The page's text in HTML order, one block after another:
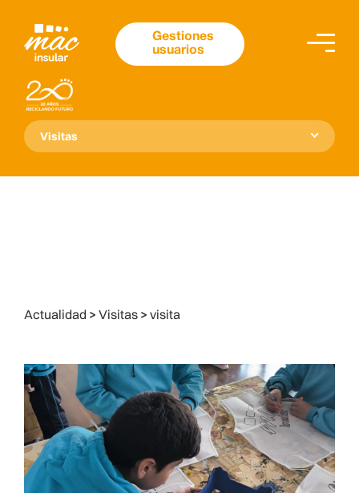
Gestiones
usuarios
Visitas
Actualidad > Visitas > visita